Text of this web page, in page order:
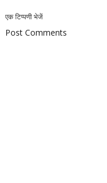
एक टिप्पणी भेजें
Post Comments